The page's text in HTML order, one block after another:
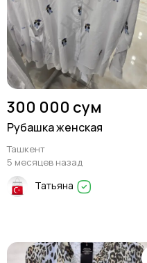
300 000 сум
Рубашка женская
Ташкент
5 месяцев назад
Татьяна